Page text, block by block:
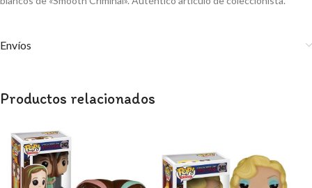
Envíos
Productos relacionados